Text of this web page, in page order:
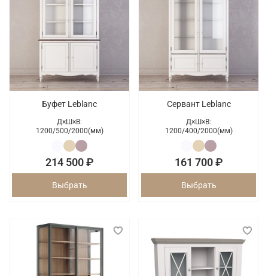
Буфет Leblanc
Д×Ш×В:
1200/500/2000(мм)
214 500 ₽
Выбрать
Сервант Leblanc
Д×Ш×В:
1200/400/2000(мм)
161 700 ₽
Выбрать